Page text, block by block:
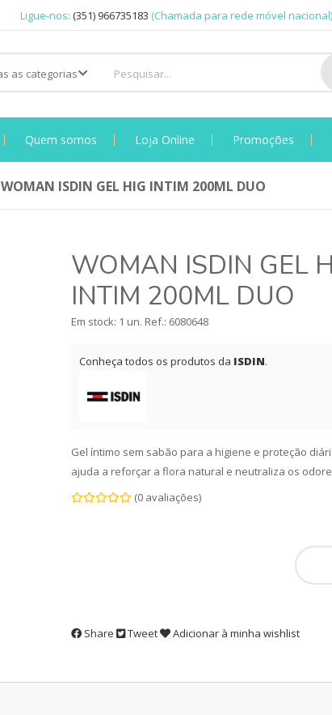
Ligue-nos: (351) 966735183 (Chamada para rede móvel nacional)
Quem somos Loja Online Promoções
WOMAN ISDIN GEL HIG INTIM 200ML DUO
WOMAN ISDIN GEL
INTIM 200ML DUO
Em stock: 1 un. Ref.: 6080648
Conheça todos os produtos da ISDIN.
Gel íntimo sem sabão para a higiene e proteção
ajuda a reforçar a flora natural e neutraliza os
(0 avaliações)
Share Tweet Adicionar à minha wishlist